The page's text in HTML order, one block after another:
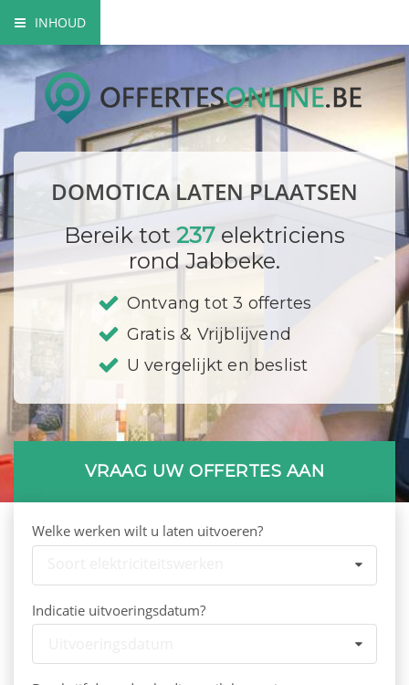
INHOUD
Wat is domotica?
Voordelen van domotica
Domotica toepassingen
Domotica opbouw
Bedrijf registreren
DOMOTICA LATEN PLAATSEN
Bereik tot 237 elektriciens
rond Jabbeke.
Ontvang tot 3 offertes
Gratis & Vrijblijvend
U vergelijkt en beslist
VRAAG UW OFFERTES AAN
Welke werken wilt u laten uitvoeren?
Indicatie uitvoeringsdatum?